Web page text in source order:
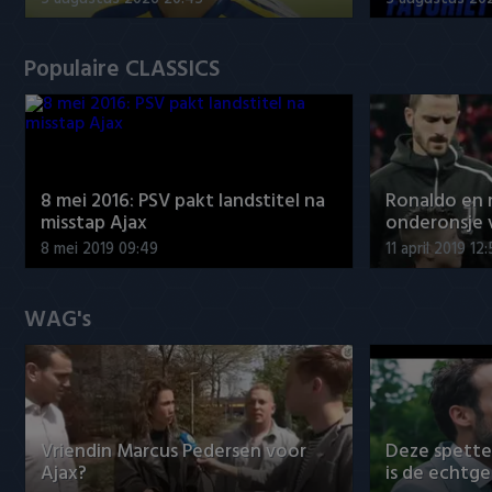
Populaire CLASSICS
8 mei 2016: PSV pakt landstitel na
misstap Ajax
8 mei 2019 09:49
Ronaldo
onderonsje
11 april 2019
WAG's
Vriendin Marcus Pedersen voor
Ajax?
Deze
is de